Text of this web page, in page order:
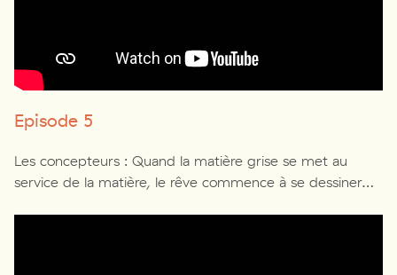
Episode 5
Les concepteurs : Quand la matière grise se met au
service de la matière, le rêve commence à se dessiner…